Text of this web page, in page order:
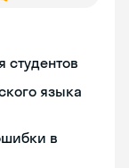
студентов
языка
в